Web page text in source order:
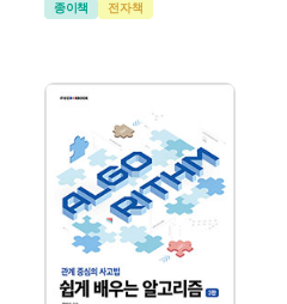
종이책 전자책